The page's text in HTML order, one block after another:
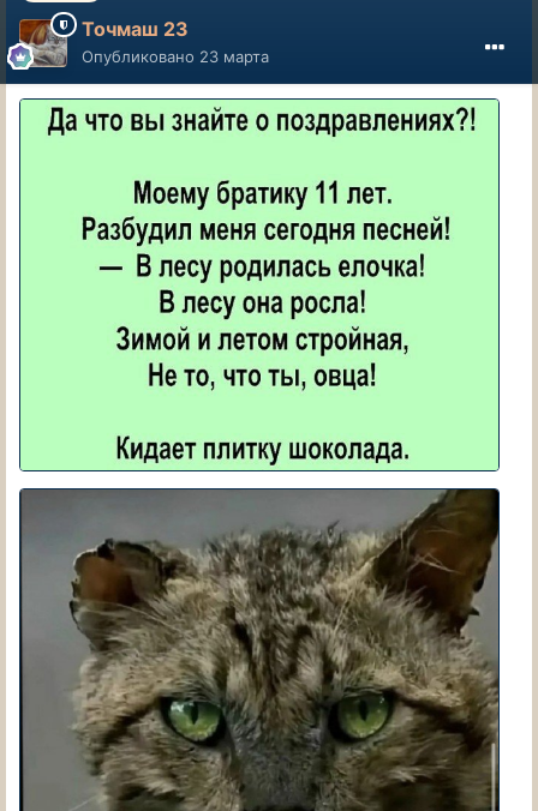
Точмаш 23
Опубликовано 23 марта